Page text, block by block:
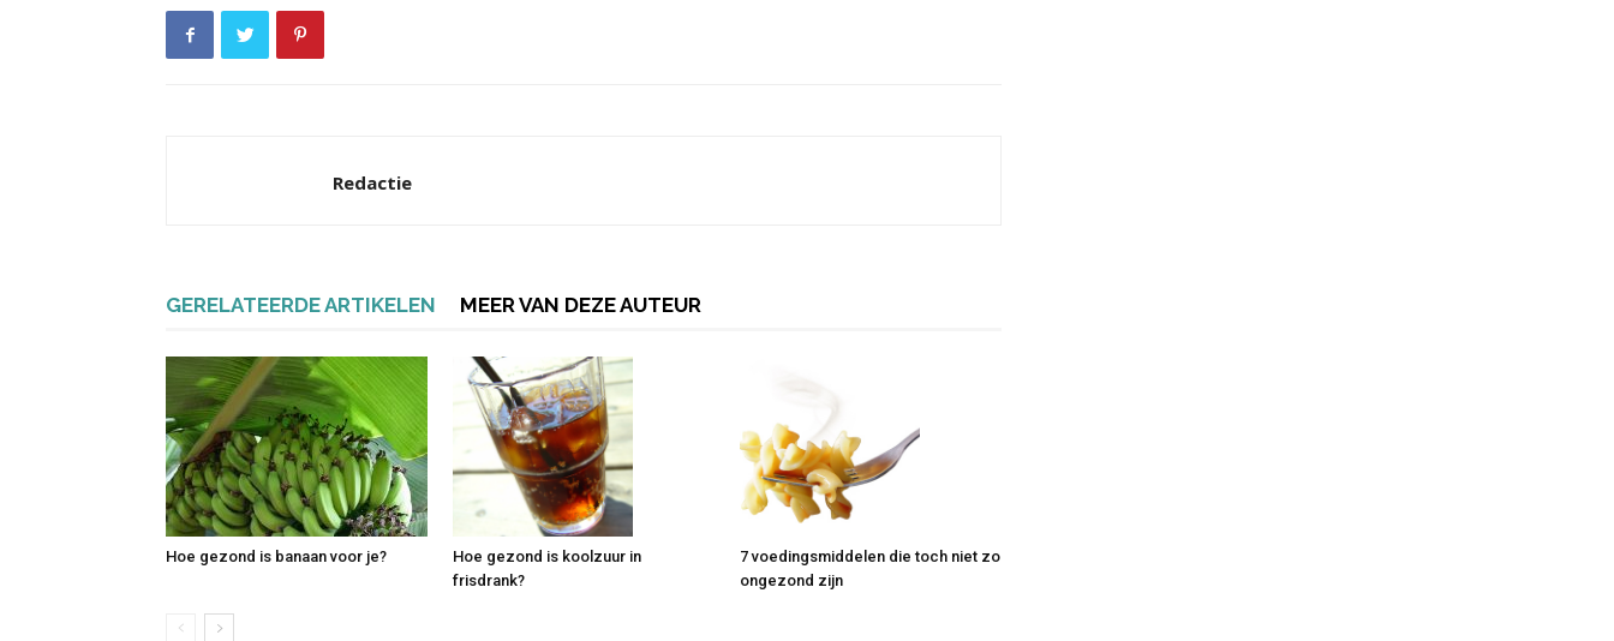
Redactie
GERELATEERDE ARTIKELEN MEER VAN DEZE AUTEUR
Hoe gezond is banaan voor je?
Hoe gezond is koolzuur in
frisdrank?
7 voedingsmiddelen die toch niet zo
ongezond zijn